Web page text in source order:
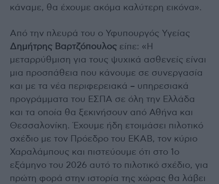
κάναμε, θα έχουμε ακόμα καλύτερη εικόνα».
Από την πλευρά του ο Υφυπουργός Υγείας
Δημήτρης Βαρτζόπουλος είπε: «Η
μεταρρύθμιση για τους ψυχικά ασθενείς είναι
μια προσπάθεια που κάνουμε σε συνεργασία
και με τα νέα περιφερειακά – υπηρεσιακά
προγράμματα του ΕΣΠΑ σε όλη την Ελλάδα
και τα οποία θα ξεκινήσουν από Αθήνα και
Θεσσαλονίκη. Έχουμε ήδη ετοιμάσει πιλοτικό
σχέδιο με τον Πρόεδρο του ΕΚΑΒ, τον κύριο
Χαραλάμπους και πιστεύουμε ότι στο 1ο
εξάμηνο του 2026 αυτό το πιλοτικό σχέδιο, για
πρώτη φορά στην ιστορία της χώρας θα λάβει